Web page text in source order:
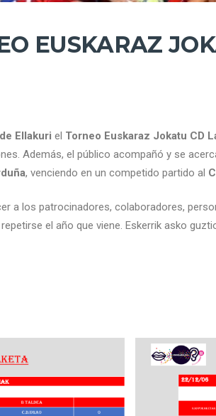
EUSKARAZ
Ellakuri el Torneo Euskaraz Jokatu CD
Además, el público acompañó y se
, venciendo en un competido partido al
a los patrocinadores, colaboradores,
el año que viene. Eskerrik asko